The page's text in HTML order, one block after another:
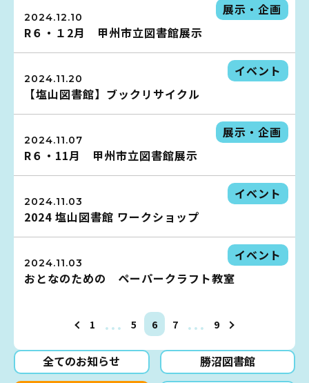
全てのお知らせ
勝沼図書館
2024.12.10
展示・企画
R６・１2月 甲州市立図書館展示
2024.11.20
イベント
【塩山図書館】ブックリサイクル
2024.11.07
展示・企画
R６・11月 甲州市立図書館展示
2024.11.03
イベント
2024 塩山図書館 ワークショップ
2024.11.03
イベント
おとなのための ペーパークラフト教室
1 … 5 6 7 … 9
申請書ダウンロード
蔵書検索・マイページ
こどもの図書館
としょかん
のおしごと
おはなし会